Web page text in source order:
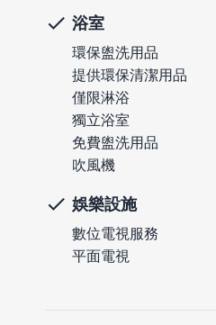
浴室
環保盥洗用品
提供環保清潔用品
僅限淋浴
獨立浴室
免費盥洗用品
吹風機
娛樂設施
數位電視服務
平面電視